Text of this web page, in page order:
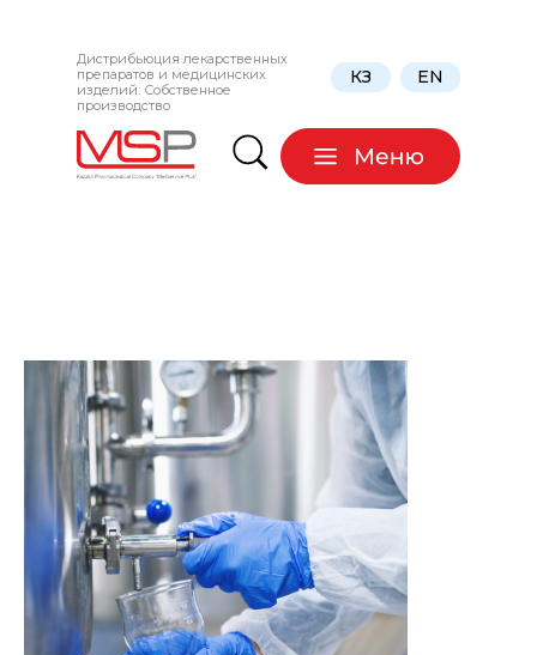
Дистрибьюция лекарственных
препаратов и медицинских
изделий. Собственное
производство
КЗ EN